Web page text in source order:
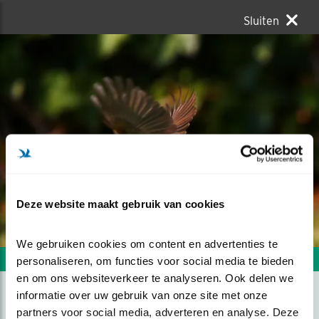
Deze website maakt gebruik van cookies
We gebruiken cookies om content en advertenties te
personaliseren, om functies voor social media te bieden
en om ons websiteverkeer te analyseren. Ook delen we
informatie over uw gebruik van onze site met onze
partners voor social media, adverteren en analyse. Deze
Sluiten
Volgende foto Vorige foto